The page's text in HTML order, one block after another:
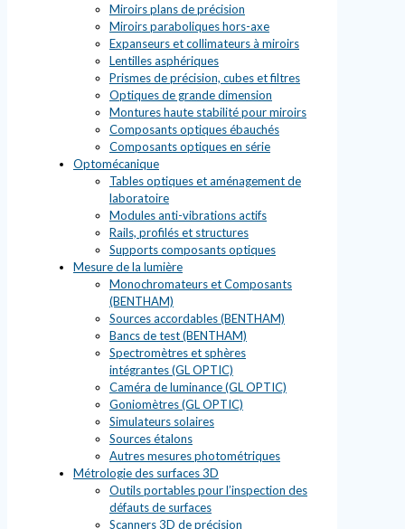
Miroirs plans de précision
Miroirs paraboliques hors-axe
Expanseurs et collimateurs à miroirs
Lentilles asphériques
Prismes de précision, cubes et filtres
Optiques de grande dimension
Montures haute stabilité pour miroirs
Composants optiques ébauchés
Composants optiques en série
Optomécanique
Tables optiques et aménagement de
laboratoire
Modules anti-vibrations actifs
Rails, profilés et structures
Supports composants optiques
Mesure de la lumière
Monochromateurs et Composants
(BENTHAM)
Sources accordables (BENTHAM)
Bancs de test (BENTHAM)
Spectromètres et sphères
intégrantes (GL OPTIC)
Caméra de luminance (GL OPTIC)
Goniomètres (GL OPTIC)
Simulateurs solaires
Sources étalons
Autres mesures photométriques
Métrologie des surfaces 3D
Outils portables pour l’inspection des
défauts de surfaces
Scanners 3D de précision